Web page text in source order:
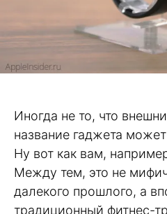
Иногда не то, что
название гаджета
Ну вот как вам,
Между тем, это не
далекого прошлого, а
традиционный фитнес-